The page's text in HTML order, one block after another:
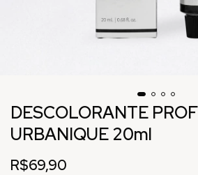
DESCOLORANTE
URBANIQUE 20ml
R$69,90